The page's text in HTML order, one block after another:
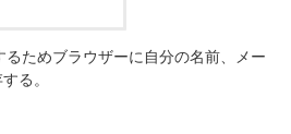
るためブラウザーに自分の名前、メー
る。